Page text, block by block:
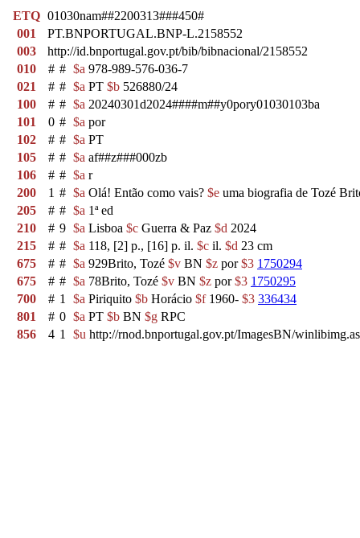
ETQ 01030nam##2200313###450#
001
PT.BNPORTUGAL.BNP-L.2158552
003
http://id.bnportugal.gov.pt/bib/bibnacional/2158552
010
# # $a 978-989-576-036-7
021
# # $a PT $b 526880/24
100
# # $a 20240301d2024####m##y0pory01030103ba
101
0 # $a por
102
# # $a PT
105
# # $a af##z###000zb
106
# # $a r
200
1 # $a Olá! Então como vais? $e uma biografia de Tozé
205
# # $a 1ª ed
210
# 9 $a Lisboa $c Guerra & Paz $d 2024
215
# # $a 118, [2] p., [16] p. il. $c il. $d 23 cm
675
# # $a 929Brito, Tozé $v BN $z por$3 1750294
675
# # $a 78Brito, Tozé $v BN $z por$3 1750295
700
# 1 $a Piriquito $b Horácio $f1960- $3 336434
801
# 0 $a PT $b BN $g RPC
856
4 1 $u http://rnod.bnportugal.gov.pt/ImagesBN/